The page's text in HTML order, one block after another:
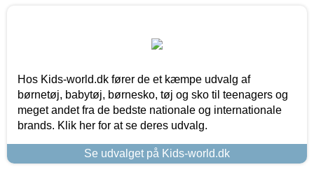
Hos Kids-world.dk fører de et kæmpe udvalg af
børnetøj, babytøj, børnesko, tøj og sko til teenagers og
meget andet fra de bedste nationale og internationale
brands. Klik her for at se deres udvalg.
Se udvalget på Kids-world.dk